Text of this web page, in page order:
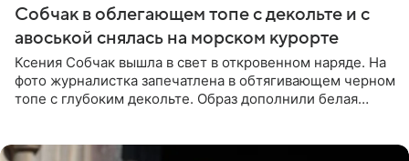
Собчак в облегающем топе с декольте и с
авоськой снялась на морском курорте
Ксения Собчак вышла в свет в откровенном наряде. На
фото журналистка запечатлена в обтягивающем черном
топе с глубоким декольте. Образ дополнили белая